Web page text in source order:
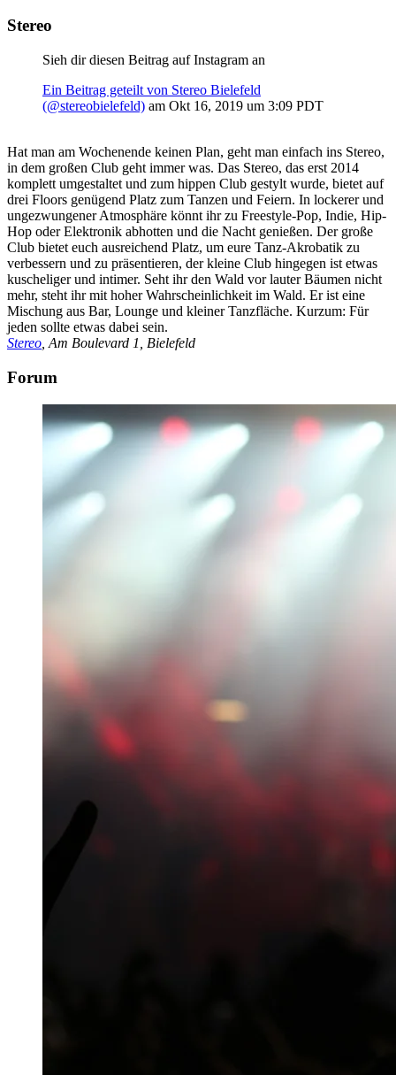
Stereo
Sieh dir diesen Beitrag auf Instagram an
Ein Beitrag geteilt von Stereo Bielefeld
(@stereobielefeld) am Okt 16, 2019 um 3:09 PDT
Hat man am Wochenende keinen Plan, geht man einfach ins Stereo,
in dem großen Club geht immer was. Das Stereo, das erst 2014
komplett umgestaltet und zum hippen Club gestylt wurde, bietet auf
drei Floors genügend Platz zum Tanzen und Feiern. In lockerer und
ungezwungener Atmosphäre könnt ihr zu Freestyle-Pop, Indie, Hip-
Hop oder Elektronik abhotten und die Nacht genießen. Der große
Club bietet euch ausreichend Platz, um eure Tanz-Akrobatik zu
verbessern und zu präsentieren, der kleine Club hingegen ist etwas
kuscheliger und intimer. Seht ihr den Wald vor lauter Bäumen nicht
mehr, steht ihr mit hoher Wahrscheinlichkeit im Wald. Er ist eine
Mischung aus Bar, Lounge und kleiner Tanzfläche. Kurzum: Für
jeden sollte etwas dabei sein.
Stereo , Am Boulevard 1, Bielefeld
Forum